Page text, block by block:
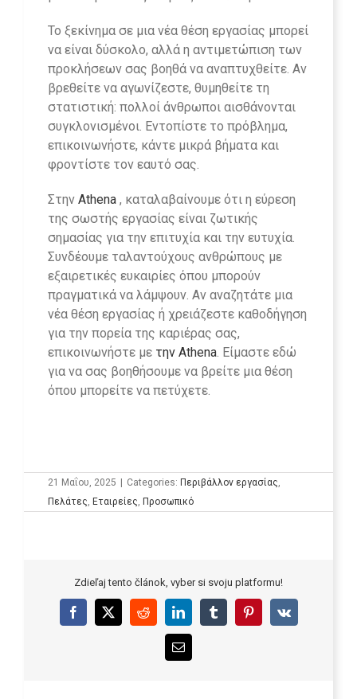
Το ξεκίνημα σε μια νέα θέση εργασίας μπορεί
να είναι δύσκολο, αλλά η αντιμετώπιση των
προκλήσεων σας βοηθά να αναπτυχθείτε. Αν
βρεθείτε να αγωνίζεστε, θυμηθείτε τη
στατιστική: πολλοί άνθρωποι αισθάνονται
συγκλονισμένοι. Εντοπίστε το πρόβλημα,
επικοινωνήστε, κάντε μικρά βήματα και
φροντίστε τον εαυτό σας.
Στην Athena , καταλαβαίνουμε ότι η εύρεση
της σωστής εργασίας είναι ζωτικής
σημασίας για την επιτυχία και την ευτυχία.
Συνδέουμε ταλαντούχους ανθρώπους με
εξαιρετικές ευκαιρίες όπου μπορούν
πραγματικά να λάμψουν. Αν αναζητάτε μια
νέα θέση εργασίας ή χρειάζεστε καθοδήγηση
για την πορεία της καριέρας σας,
επικοινωνήστε με την Athena . Είμαστε εδώ
για να σας βοηθήσουμε να βρείτε μια θέση
όπου μπορείτε να πετύχετε.
21 Μαΐου, 2025 | Categories: Περιβάλλον εργασίας
Πελάτες Εταιρείες Προσωπικό
Zdieľaj tento článok, vyber si svoju platformu!
Facebook
X RedditLinkedInTumblrPinterest
Vk
Email